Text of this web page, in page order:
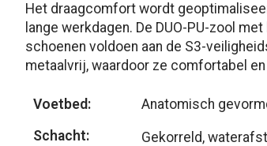
Het draagcomfort wordt
lange werkdagen. De DUO-PU-zool
schoenen voldoen aan de S3-
metaalvrij, waardoor ze comfortabel
Voetbed:
Anatomisch
Schacht:
Gekorreld,